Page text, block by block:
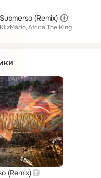
Submerso (Remix)
KlizMário Africa The King
(Remix)